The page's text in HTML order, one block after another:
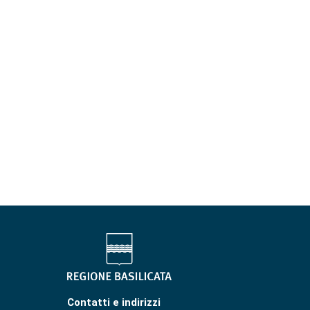
Contatti e indirizzi